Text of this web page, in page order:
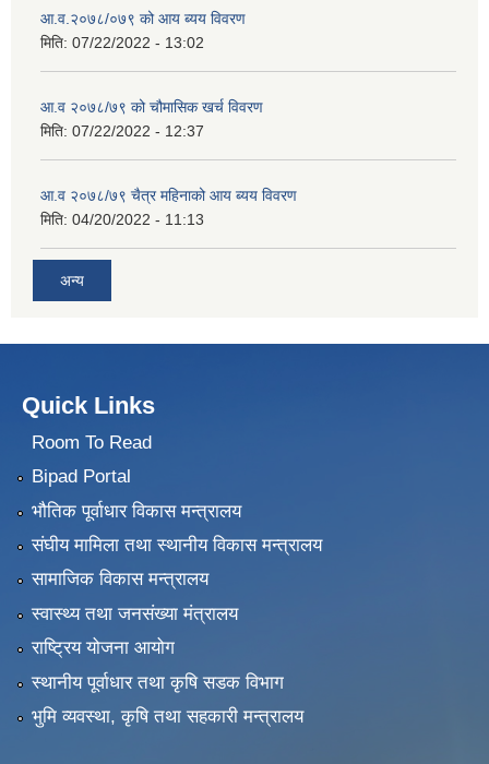
आ.व.२०७८/०७९ को आय ब्यय विवरण
मिति: 07/22/2022 - 13:02
आ.व २०७८/७९ को चौमासिक खर्च विवरण
मिति: 07/22/2022 - 12:37
आ.व २०७८/७९ चैत्र महिनाको आय ब्यय विवरण
मिति: 04/20/2022 - 11:13
अन्य
Quick Links
Room To Read
Bipad Portal
भौतिक पूर्वाधार विकास मन्त्रालय
संघीय मामिला तथा स्थानीय विकास मन्त्रालय
सामाजिक विकास मन्त्रालय
स्वास्थ्य तथा जनसंख्या मंत्रालय
राष्ट्रिय योजना आयोग
स्थानीय पूर्वाधार तथा कृषि सडक विभाग
भुमि व्यवस्था, कृषि तथा सहकारी मन्त्रालय